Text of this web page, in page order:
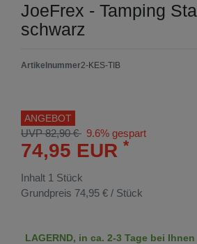
JoeFrex - Tamping
schwarz
Artikelnummer2-KES-TIB
ANGEBOT
UVP 82,90 € 9.6% gespart
74,95 EUR *
Inhalt 1 Stück
Grundpreis 74,95 € / Stück
LAGERND, in ca. 2-3 Tage bei Ihnen